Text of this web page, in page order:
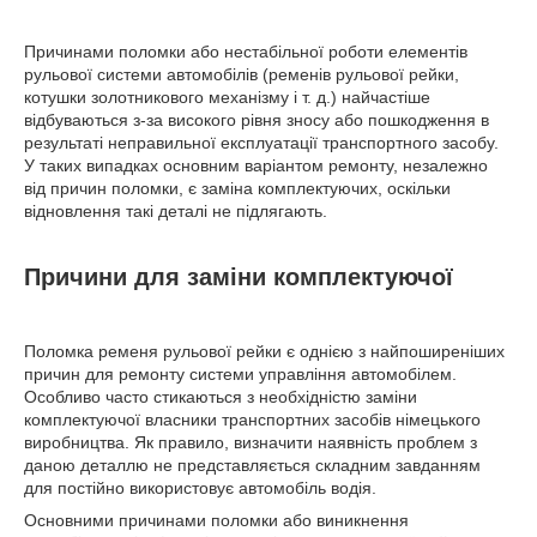
Причинами поломки або нестабільної роботи елементів
рульової системи автомобілів (ременів рульової рейки,
котушки золотникового механізму і т. д.) найчастіше
відбуваються з-за високого рівня зносу або пошкодження в
результаті неправильної експлуатації транспортного засобу.
У таких випадках основним варіантом ремонту, незалежно
від причин поломки, є заміна комплектуючих, оскільки
відновлення такі деталі не підлягають.
Причини для заміни комплектуючої
Поломка ременя рульової рейки є однією з найпоширеніших
причин для ремонту системи управління автомобілем.
Особливо часто стикаються з необхідністю заміни
комплектуючої власники транспортних засобів німецького
виробництва. Як правило, визначити наявність проблем з
даною деталлю не представляється складним завданням
для постійно використовує автомобіль водія.
Основними причинами поломки або виникнення